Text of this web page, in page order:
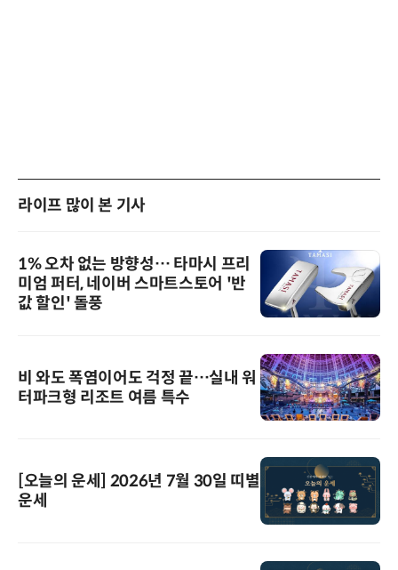
라이프 많이 본 기사
1% 오차 없는 방향성… 타마시 프리
미엄 퍼터, 네이버 스마트스토어 '반
값 할인' 돌풍
비 와도 폭염이어도 걱정 끝…실내 워
터파크형 리조트 여름 특수
[오늘의 운세] 2026년 7월 30일 띠별
운세